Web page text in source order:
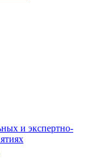
и экспертно-